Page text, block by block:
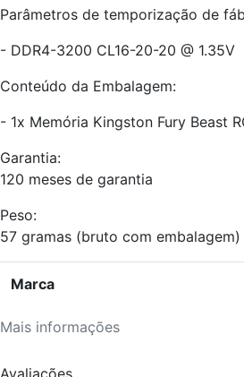
Parâmetros de temporização de
- DDR4-3200 CL16-20-20 @ 1.35V
Conteúdo da Embalagem:
- 1x Memória Kingston Fury Beast
Garantia:
120 meses de garantia
Peso:
57 gramas (bruto com embalagem)
Mais informações
Marca
Avaliações